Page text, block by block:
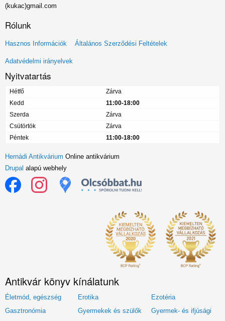
(kukac)gmail.com
Rólunk
Lábléc
menü
Hasznos Információk Általános Szerződési Feltételek
Adatvédelmi irányelvek
Nyitvatartás
Hétfő
Zárva
Kedd
11:00-18:00
Szerda
Zárva
Csütörtök
Zárva
Péntek
11:00-18:00
Hernádi Antikvárium Online antikvárium
Drupal alapú webhely
Antikvár könyv kínálatunk
Életmód, egészség Erotika
Ezotéria
Gasztronómia
Gyermekek és szülők
Gyermek- és ifjúsági